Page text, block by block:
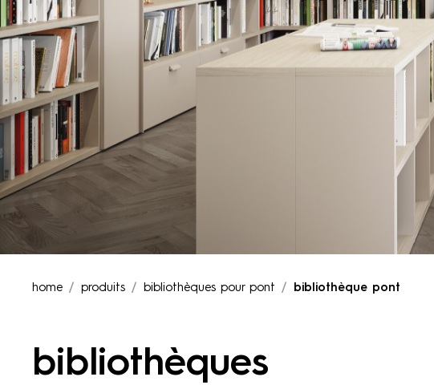
home produits bibliothèques pour pont bibliothèque pont
bibliothèques